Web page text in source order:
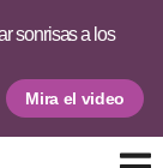
sonrisas a los
Mira el video